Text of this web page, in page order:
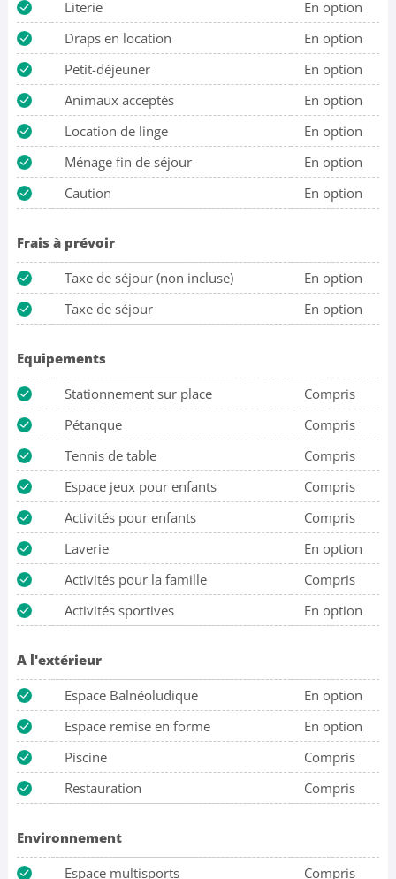
Literie
En option
Draps en location
En option
Petit-déjeuner
En option
Animaux acceptés
En option
Location de linge
En option
Ménage fin de séjour
En option
Caution
En option
Frais à prévoir
Taxe de séjour (non incluse)
En option
Taxe de séjour
En option
Equipements
Stationnement sur place
Compris
Pétanque
Compris
Tennis de table
Compris
Espace jeux pour enfants
Compris
Activités pour enfants
Compris
Laverie
En option
Activités pour la famille
Compris
Activités sportives
En option
A l'extérieur
Espace Balnéoludique
En option
Espace remise en forme
En option
Piscine
Compris
Restauration
Compris
Environnement
Espace multisports
Compris